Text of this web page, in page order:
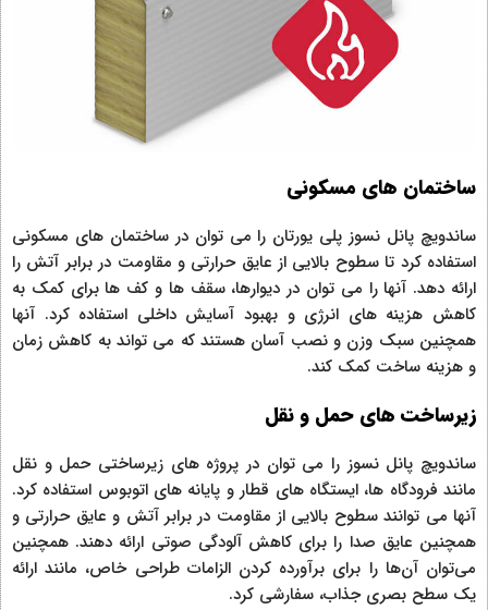
ساختمان های مسکونی
ساندویچ پانل نسوز پلی یورتان را می توان در ساختمان های مسکونی
استفاده کرد تا سطوح بالایی از عایق حرارتی و مقاومت در برابر آتش را
ارائه دهد. آنها را می توان در دیوارها، سقف ها و کف ها برای کمک به
کاهش هزینه های انرژی و بهبود آسایش داخلی استفاده کرد. آنها
همچنین سبک وزن و نصب آسان هستند که می تواند به کاهش زمان
و هزینه ساخت کمک کند.
زیرساخت های حمل و نقل
ساندویچ پانل نسوز را می توان در پروژه های زیرساختی حمل و نقل
مانند فرودگاه ها، ایستگاه های قطار و پایانه های اتوبوس استفاده کرد.
آنها می توانند سطوح بالایی از مقاومت در برابر آتش و عایق حرارتی و
همچنین عایق صدا را برای کاهش آلودگی صوتی ارائه دهند. همچنین
می‌توان آن‌ها را برای برآورده کردن الزامات طراحی خاص، مانند ارائه
یک سطح بصری جذاب، سفارشی کرد.